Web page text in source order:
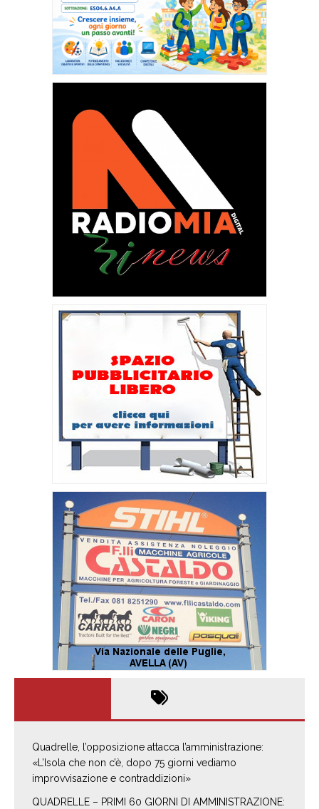
Quadrelle, l’opposizione attacca l’amministrazione:
«L’Isola che non c’è, dopo 75 giorni vediamo
improvvisazione e contraddizioni»
QUADRELLE – PRIMI 60 GIORNI DI AMMINISTRAZIONE: